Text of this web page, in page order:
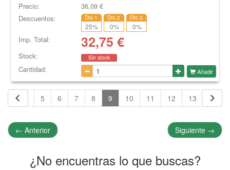
Precio: 36,09€
Descuentos:
Dto.1
25%
Dto.2
0%
Dto.3
0%
Imp. Total: 32,75 €
Stock: Sin stock
Cantidad: Añadir
5 6 7 8 9 10 11 12 13 14
← Anterior Siguiente →
¿No encuentras lo que buscas?